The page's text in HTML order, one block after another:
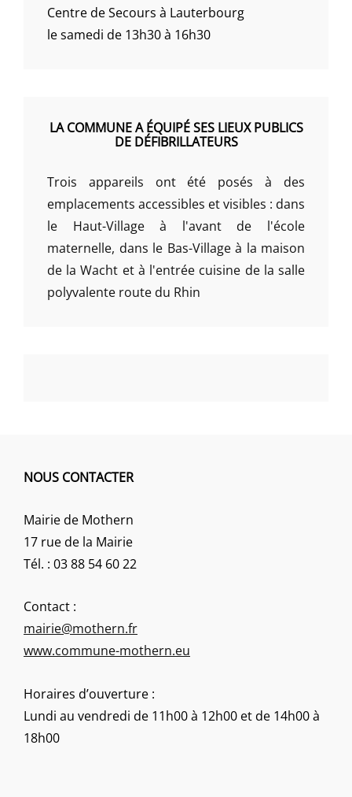
Centre de Secours à Lauterbourg
le samedi de 13h30 à 16h30
LA COMMUNE A ÉQUIPÉ SES LIEUX PUBLICS
DE DÉFIBRILLATEURS
Trois appareils ont été posés à des
emplacements accessibles et visibles : dans
le Haut-Village à l'avant de l'école
maternelle, dans le Bas-Village à la maison
de la Wacht et à l'entrée cuisine de la salle
polyvalente route du Rhin
NOUS CONTACTER
Mairie de Mothern
17 rue de la Mairie
Tél. : 03 88 54 60 22
Contact :
mairie@mothern.fr
www.commune-mothern.eu
Horaires d’ouverture :
Lundi au vendredi de 11h00 à 12h00 et de 14h00 à
18h00